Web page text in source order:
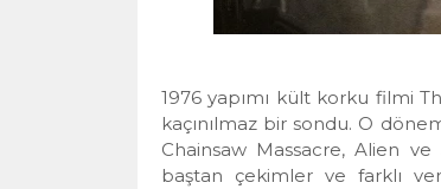
1976 yapımı kült korku filmi
kaçınılmaz bir sondu. O
Chainsaw Massacre, Alien
baştan çekimler ve farklı